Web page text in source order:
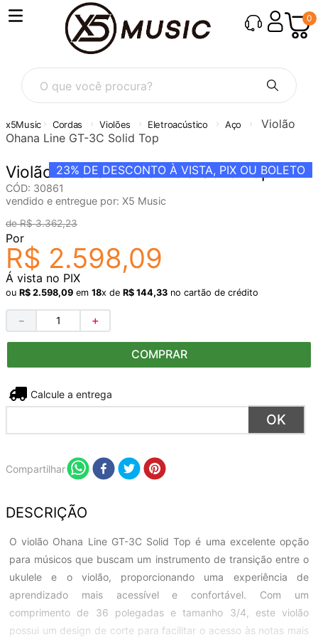
0
O que você procura?
Cordas Violões Eletroacústico Aço
Violão
Ohana Line GT-3C Solid Top
23% DE DESCONTO À VISTA, PIX OU BOLETO
Violão Ohana Line GT-3C Solid Top
CÓD: 30861
vendido e entregue por: X5 Music
R$ 3.362,23
Por
R$ 2.598,09
Á vista no PIX
ou R$ 2.598,09 em 18x de R$ 144,33 no cartão de crédito
＋
－
COMPRAR
Não sei meu CEP
Compartilhar
DESCRIÇÃO
O violão Ohana Line GT-3C Solid Top é uma excelente opção
para músicos que buscam um instrumento de transição entre o
ukulele e o violão, proporcionando uma experiência de
aprendizado mais acessível e confortável. Com um
comprimento de 36 polegadas e tamanho 3/4, este violão
possui um design de corte para facilitar o acesso às notas mais